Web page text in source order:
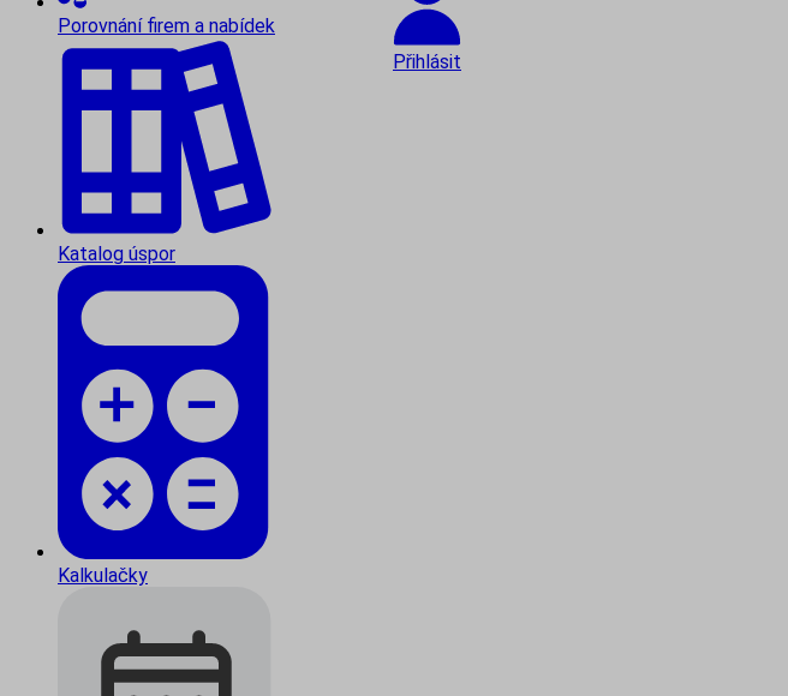
Porovnání firem a nabídek
Katalog úspor
Kalkulačky
Přihlásit